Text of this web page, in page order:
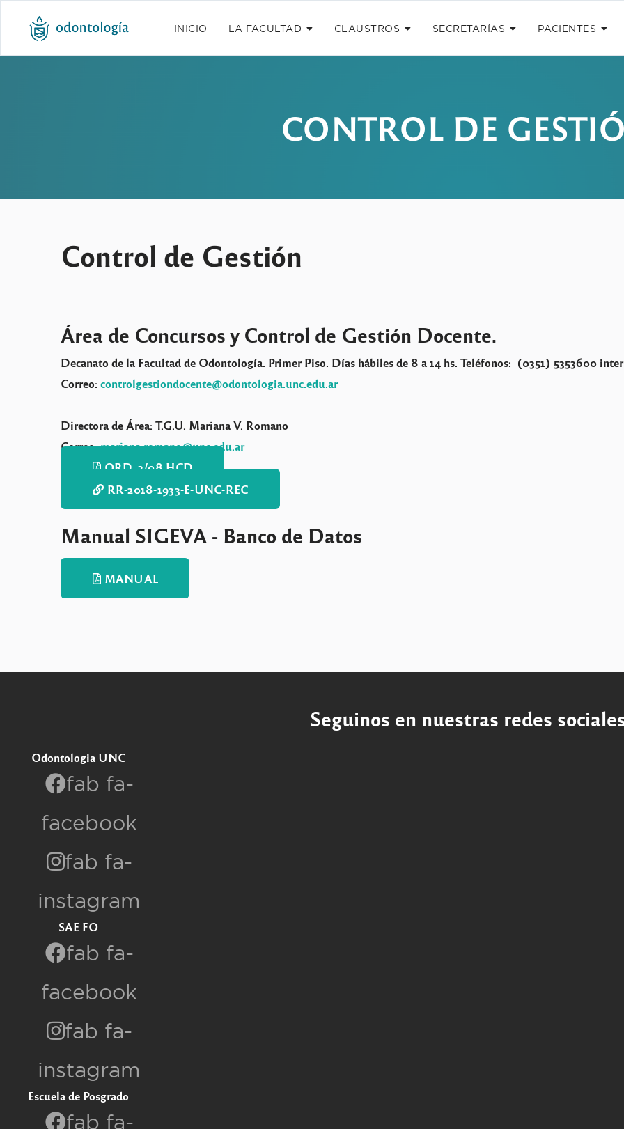
INICIO LA FACULTAD CLAUSTROS SECRETARÍAS PACIENTES
CONTROL DE
Control de Gestión
Área de Concursos y Control de Gestión Docente.
Decanato de la Facultad de Odontología. Primer Piso. Días hábiles de 8 a 14 hs. Teléfonos: (0351) 5353600
Correo: controlgestiondocente@odontologia.unc.edu.ar
Directora de Área: T.G.U. Mariana V. Romano
Correo:mariana.romano@unc.edu.ar
ORD. 3/08 HCD
RR-2018-1933-E-UNC-REC
Manual SIGEVA - Banco de Datos
MANUAL
Seguinos en nuestras redes
Odontologia UNC
fab fa-
facebook
fab fa-
instagram
SAE FO
fab fa-
facebook
fab fa-
instagram
Escuela de Posgrado
fab fa-